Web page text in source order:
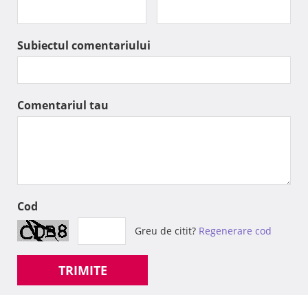
Subiectul comentariului
Comentariul tau
Cod
Greu de citit? Regenerare cod
TRIMITE